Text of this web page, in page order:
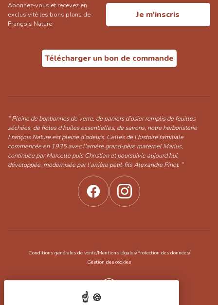
Abonnez-vous et recevez en
exclusivité les bons plans de
François Nature
Je m'inscris
Télécharger un bon de commande
“ Pleine de bonbonnes de verre, de paniers d’osier remplis de feuilles
séchées, de fioles d’huiles essentielles, de savons, notre herboristerie
François Nature est pleine d’odeurs. Celles de l’histoire familiale
commencée en 1935 avec l’arrière grand-père maternel Marius,
continuée par Marcelle puis Christian et poursuivie aujourd’hui,
développée, modernisée par l’arrière petit-fils Alexandre Pinot. ”
Conditions générales de vente/Mentions légales/Protection des données/
Gestion des cookies
Réalisation Koredge